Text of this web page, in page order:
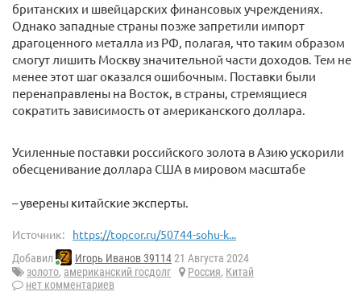
британских и швейцарских финансовых учреждениях.
Однако западные страны позже запретили импорт
драгоценного металла из РФ, полагая, что таким образом
смогут лишить Москву значительной части доходов. Тем не
менее этот шаг оказался ошибочным. Поставки были
перенаправлены на Восток, в страны, стремящиеся
сократить зависимость от американского доллара.
Усиленные поставки российского золота в Азию ускорили
обесценивание доллара США в мировом масштабе
– уверены китайские эксперты.
Источник: https://topcor.ru/50744-sohu-k...
Добавил Игорь Иванов 3911421 Августа 2024
золото, американский госдолг Россия, Китай
нет комментариев